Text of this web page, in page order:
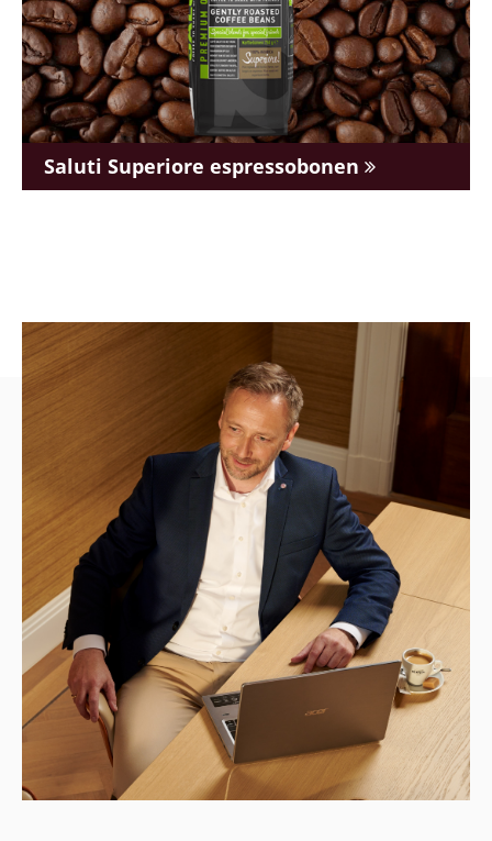
Saluti Superiore espressobonen